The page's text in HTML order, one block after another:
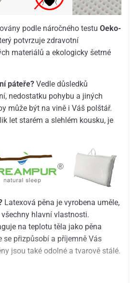
podle náročného testuOeko-
potvrzuje zdravotní
materiálů a ekologicky šetrné
páteře? Vedle důsledků
nedostatku pohybu a jiných
může být na vině i Váš polštář.
let starém a slehlém kousku, je
Latexová pěna je vyrobena uměle,
hlavní vlastnosti.
na teplotu těla jako pěna
se přizpůsobí a příjemně Vás
jsou také odolné a tvarově stálé.